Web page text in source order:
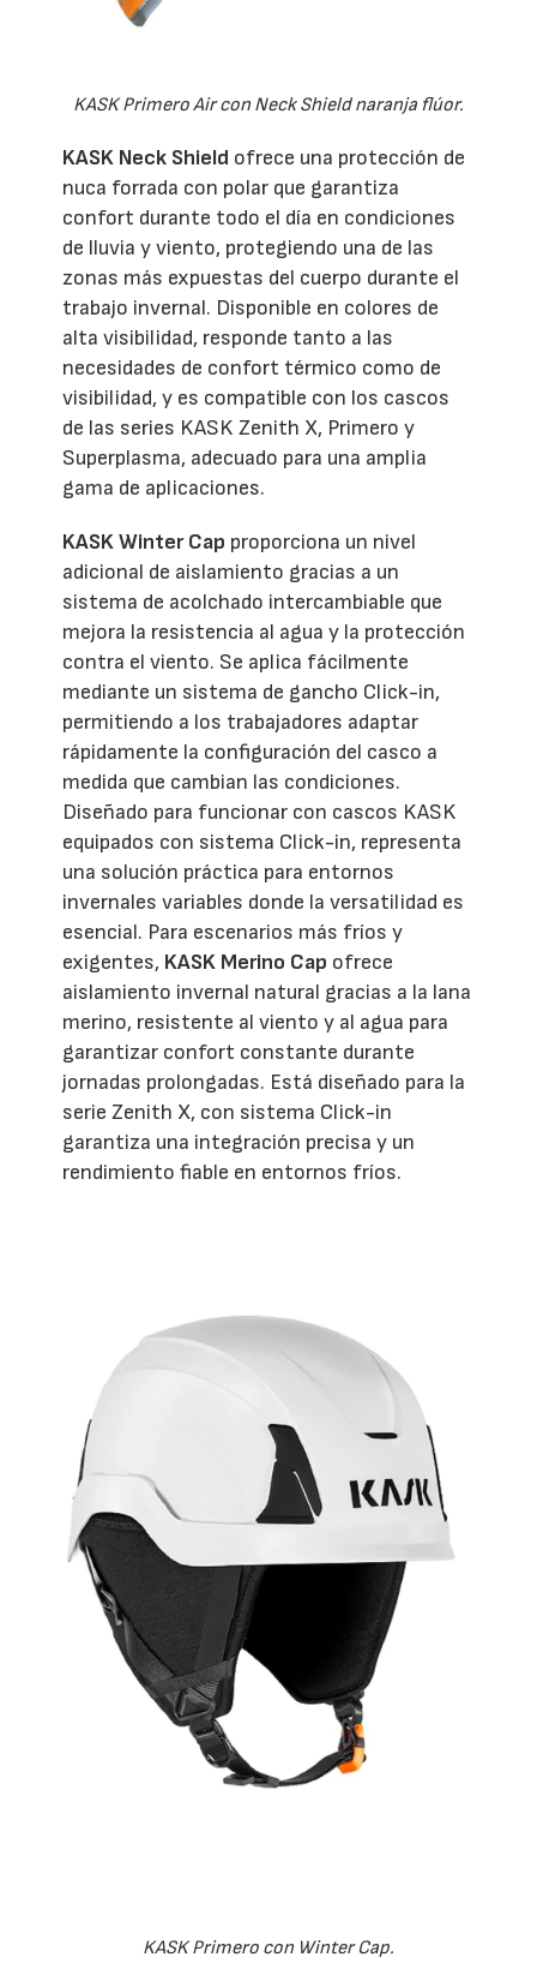
KASK Primero Air con Neck Shield naranja flúor.
KASK Neck Shield ofrece una protección de
nuca forrada con polar que garantiza
confort durante todo el día en condiciones
de lluvia y viento, protegiendo una de las
zonas más expuestas del cuerpo durante el
trabajo invernal. Disponible en colores de
alta visibilidad, responde tanto a las
necesidades de confort térmico como de
visibilidad, y es compatible con los cascos
de las series KASK Zenith X, Primero y
Superplasma, adecuado para una amplia
gama de aplicaciones.
KASK Winter Cap proporciona un nivel
adicional de aislamiento gracias a un
sistema de acolchado intercambiable que
mejora la resistencia al agua y la protección
contra el viento. Se aplica fácilmente
mediante un sistema de gancho Click-in,
permitiendo a los trabajadores adaptar
rápidamente la configuración del casco a
medida que cambian las condiciones.
Diseñado para funcionar con cascos KASK
equipados con sistema Click-in, representa
una solución práctica para entornos
invernales variables donde la versatilidad es
esencial. Para escenarios más fríos y
exigentes, KASK Merino Cap ofrece
aislamiento invernal natural gracias a la lana
merino, resistente al viento y al agua para
garantizar confort constante durante
jornadas prolongadas. Está diseñado para la
serie Zenith X, con sistema Click-in
garantiza una integración precisa y un
rendimiento fiable en entornos fríos.
KASK Primero con Winter Cap.